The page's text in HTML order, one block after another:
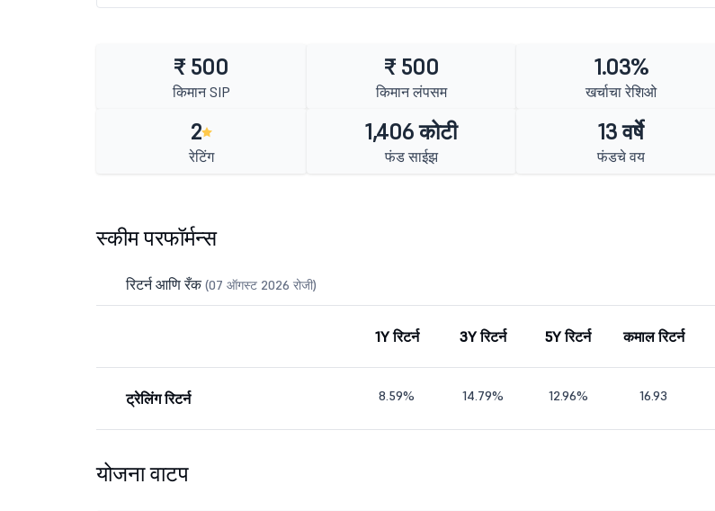
₹ 500
किमान SIP
₹ 500
किमान लंपसम
1.03%
खर्चाचा रेशिओ
2
रेटिंग
1,406 कोटी
फंड साईझ
13 वर्षे
फंडचे वय
स्कीम परफॉर्मन्स
रिटर्न आणि रँक(07 ऑगस्ट 2026 रोजी)
1Y रिटर्न 3Y रिटर्न 5Y रिटर्न कमाल रिटर्न
ट्रेलिंग रिटर्न 8.59% 14.79% 12.96% 16.93
योजना वाटप